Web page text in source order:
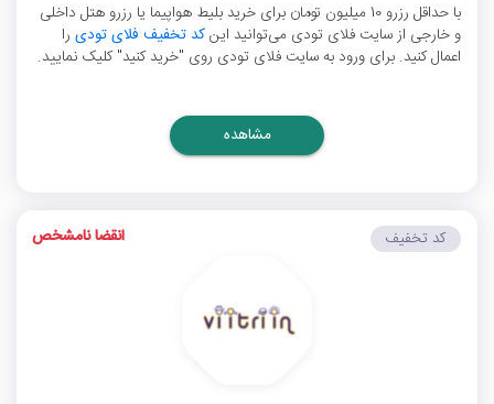
با حداقل رزرو 10 میلیون تومان برای خرید بلیط هواپیما یا رزرو هتل داخلی
و خارجی از سایت فلای تودی می‌توانید اینکد تخفیف فلای تودی را
اعمال کنید. برای ورود به سایت فلای تودی روی "خرید کنید" کلیک نمایید.
مشاهده
کد تخفیف انقضا نامشخص